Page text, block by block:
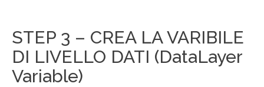
STEP 3 – CREA LA VARIBILE
DI LIVELLO DATI (DataLayer
Variable)